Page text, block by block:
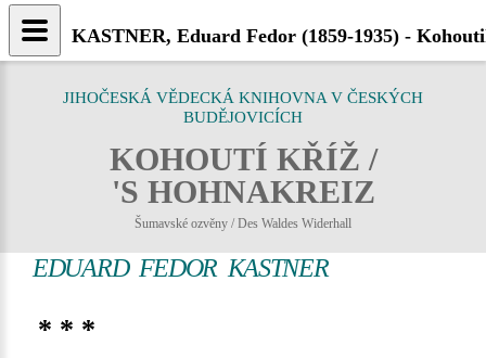
JIHOČESKÁ VĚDECKÁ KNIHOVNA V ČESKÝCH
BUDĚJOVICÍCH
KOHOUTÍ KŘÍŽ /
'S HOHNAKREIZ
Šumavské ozvěny / Des Waldes Widerhall
EDUARD FEDOR KASTNER
* * *
KASTNER, Eduard Fedor (1859-1935) -